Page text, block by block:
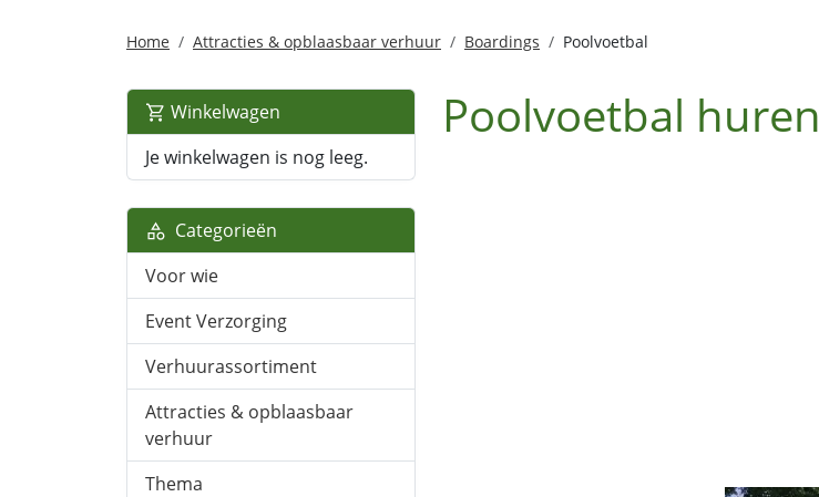
Home Attracties & opblaasbaar verhuur Boardings Poolvoetbal
Winkelwagen
Je winkelwagen is nog leeg.
Categorieën
Voor wie
Event Verzorging
Verhuurassortiment
Attracties & opblaasbaar
verhuur
Thema
Poolvoetbal huren